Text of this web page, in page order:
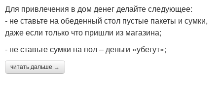
Для привлечения в дом денег делайте следующее:
- не ставьте на обеденный стол пустые пакеты и сумки,
даже если только что пришли из магазина;
- не ставьте сумки на пол – деньги «убегут»;
читать дальше →